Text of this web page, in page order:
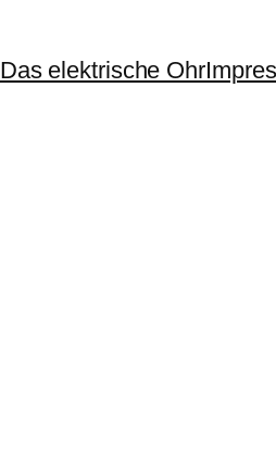
Das elektrische Ohr